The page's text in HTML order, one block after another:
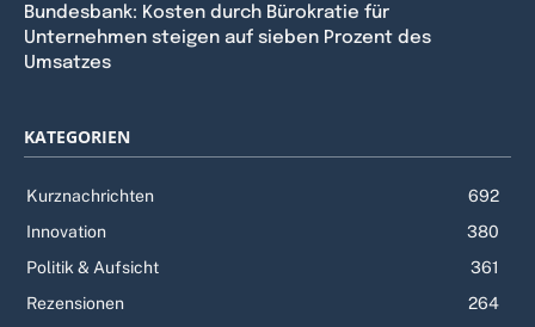
Bundesbank: Kosten durch Bürokratie für
Unternehmen steigen auf sieben Prozent des
Umsatzes
KATEGORIEN
Kurznachrichten
692
Innovation
380
Politik & Aufsicht
361
Rezensionen
264